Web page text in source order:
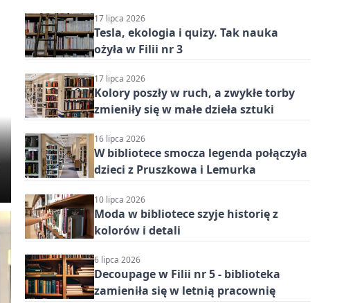
17 lipca 2026
Tesla, ekologia i quizy. Tak nauka
ożyła w Filii nr 3
17 lipca 2026
Kolory poszły w ruch, a zwykłe torby
zmieniły się w małe dzieła sztuki
16 lipca 2026
W bibliotece smocza legenda połączyła
dzieci z Pruszkowa i Lemurka
10 lipca 2026
Moda w bibliotece szyje historię z
kolorów i detali
6 lipca 2026
Decoupage w Filii nr 5 - biblioteka
zamieniła się w letnią pracownię